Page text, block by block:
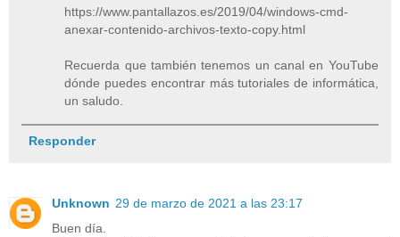
https://www.pantallazos.es/2019/04/windows-cmd-
anexar-contenido-archivos-texto-copy.html
Recuerda que también tenemos un canal en YouTube
dónde puedes encontrar más tutoriales de informática,
un saludo.
Responder
Unknown 29 de marzo de 2021 a las 23:17
Buen día.